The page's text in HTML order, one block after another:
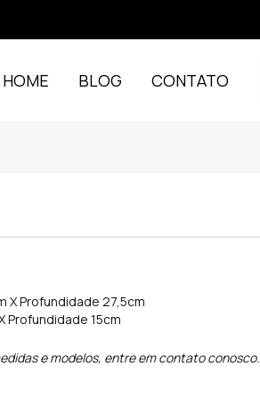
BLOG CONTATO
X Profundidade 27,5cm
Profundidade 15cm
e modelos, entre em contato conosco.